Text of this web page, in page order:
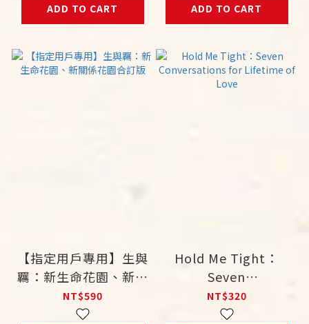
ADD TO CART ADD TO CART
【指定用戶專用】生與
羈：新生命花園、新關
係花園合訂版
NT$590
Hold Me Tight：
Seven
Conversations for
Lifetime of Love
NT$320